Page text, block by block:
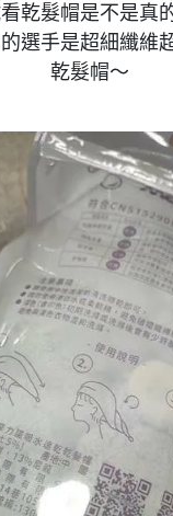
乾髮帽是不是真
選手是超細纖維
乾髮帽～